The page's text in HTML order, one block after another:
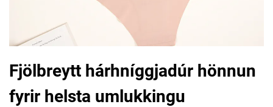
Fjölbreytt hárhníggjadúr hönnun
fyrir helsta umlukkingu